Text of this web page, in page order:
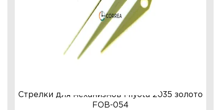
Стрелки для механизмов Miyota 2035 золото
FOB-054